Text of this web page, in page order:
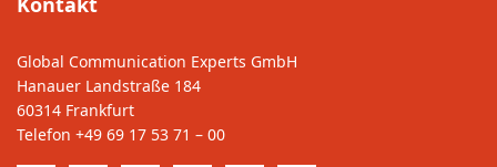
Global Communication Experts GmbH
Hanauer Landstraße 184
60314 Frankfurt
Telefon +49 69 17 53 71 – 00